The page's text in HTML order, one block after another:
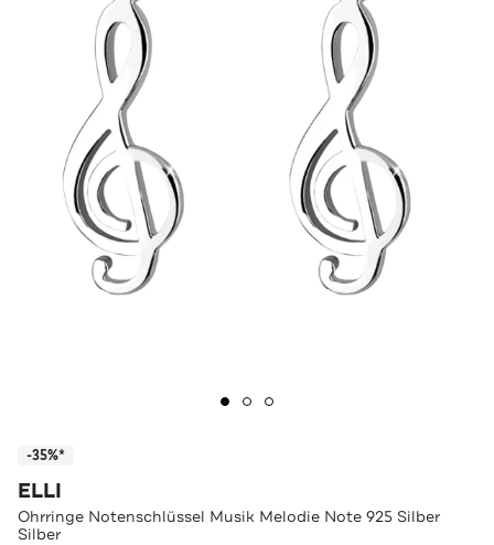
-35%*
ELLI
Ohrringe Notenschlüssel Musik Melodie Note 925 Silber
Silber